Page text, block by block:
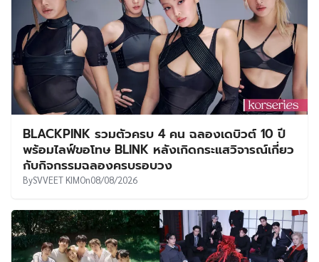
BLACKPINK รวมตัวครบ 4 คน ฉลองเดบิวต์ 10 ปี
พร้อมไลฟ์ขอโทษ BLINK หลังเกิดกระแสวิจารณ์เกี่ยว
กับกิจกรรมฉลองครบรอบวง
BySVVEET KIMOn08/08/2026